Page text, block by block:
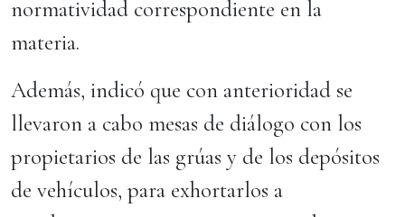
normatividad correspondiente en la
materia.
Además, indicó que con anterioridad se
llevaron a cabo mesas de diálogo con los
propietarios de las grúas y de los depósitos
de vehículos, para exhortarlos a